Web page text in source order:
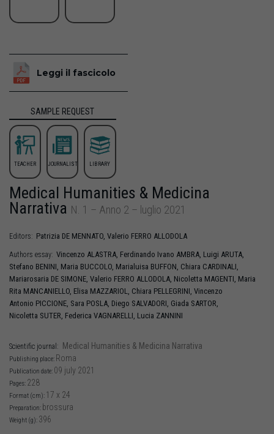
Leggi il fascicolo
SAMPLE REQUEST
TEACHER JOURNALIST LIBRARY
Medical Humanities & Medicina
Narrativa N. 1 – Anno 2 – luglio 2021
Editors: Patrizia DE MENNATO, Valerio FERRO ALLODOLA
Authors essay: Vincenzo ALASTRA, Ferdinando Ivano AMBRA, Luigi ARUTA,
Stefano BENINI, Maria BUCCOLO, Marialuisa BUFFON, Chiara CARDINALI,
Mariarosaria DE SIMONE, Valerio FERRO ALLODOLA, Nicoletta MAGENTI, Maria
Rita MANCANIELLO, Elisa MAZZARIOL, Chiara PELLEGRINI, Vincenzo
Antonio PICCIONE, Sara POSLA, Diego SALVADORI, Giada SARTOR,
Nicoletta SUTER, Federica VAGNARELLI, Lucia ZANNINI
Scientific journal: Medical Humanities & Medicina Narrativa
Publishing place: Roma
Publication date: 09 july 2021
Pages: 228
Format (cm): 17 x 24
Preparation: brossura
Weight (g): 396